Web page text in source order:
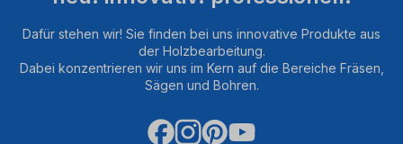
Dafür stehen wir! Sie finden bei uns innovative Produkte aus
der Holzbearbeitung.
Dabei konzentrieren wir uns im Kern auf die Bereiche Fräsen,
Sägen und Bohren.